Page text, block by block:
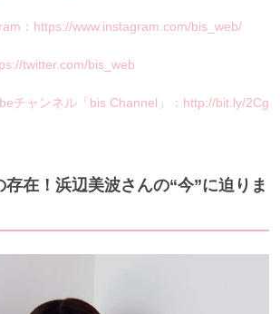
：https://www.instagram.com/bis_web/
twitter.com/bis_web
チャンネル「bis Channel」：http://bit.ly/2Cg
在！浜辺美波さんの“今”に迫りま